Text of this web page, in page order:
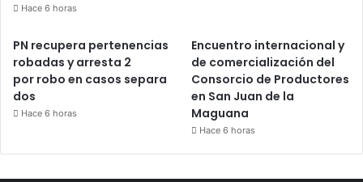
Hace 6 horas
PN recupera pertenencias
robadas y arresta 2
por robo en casos separa
dos
Hace 6 horas
Encuentro internacional y
de comercialización del
Consorcio de Productores
en San Juan de la
Maguana
Hace 6 horas